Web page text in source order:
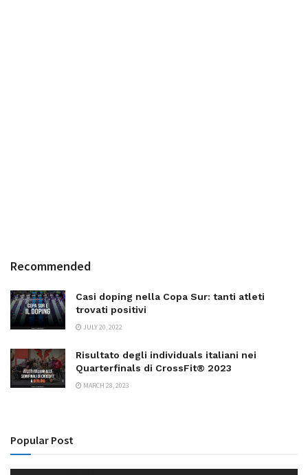
Recommended
Casi doping nella Copa Sur: tanti atleti
trovati positivi
JULY 20, 2022
Risultato degli individuals italiani nei
Quarterfinals di CrossFit® 2023
MARCH 28, 2023
Popular Post